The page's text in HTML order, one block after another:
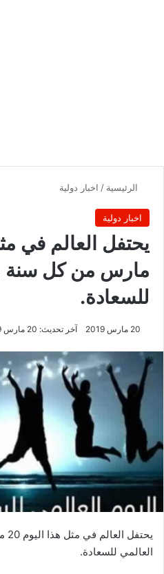
الرئيسية / اخبار دولية
اخبار دولية
مارس من كل سنة
للسعادة.
20 مارس 2019 آخر تحديث: 20 مارس 2019
العالمي للسعادة.